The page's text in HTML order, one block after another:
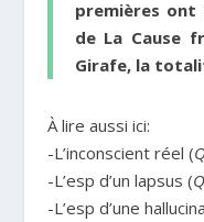
premières ont
de La Cause
Girafe, la
À lire aussi ici:
-L’inconscient réel (
-L’esp d’un lapsus (
-L’esp d’une